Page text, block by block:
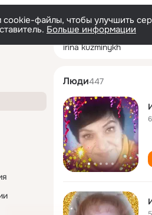
файлы, чтобы улучшить
Больше информации
irina kuzminykh
Люди447